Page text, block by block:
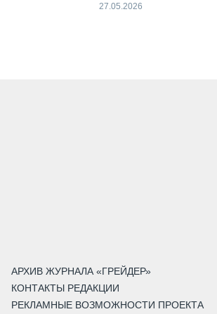
27.05.2026
АРХИВ ЖУРНАЛА «ГРЕЙДЕР»
КОНТАКТЫ РЕДАКЦИИ
РЕКЛАМНЫЕ ВОЗМОЖНОСТИ ПРОЕКТА